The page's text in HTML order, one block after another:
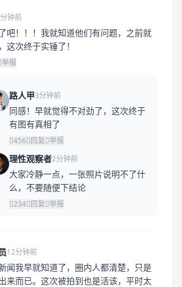
钟前
吧！！！我就知道他们有问题，之前就
这次终于实锤了！
举报
路人甲3分钟前
同感！早就觉得不对劲了，这次终于
有图有真相了
456 回复 举报
理性观察者2分钟前
大家冷静一点，一张照片说明不了什
么，不要随便下结论
234 回复 举报
12分钟前
闻我早就知道了，圈内人都清楚，只是
来而已。这次被拍到也是活该，平时太